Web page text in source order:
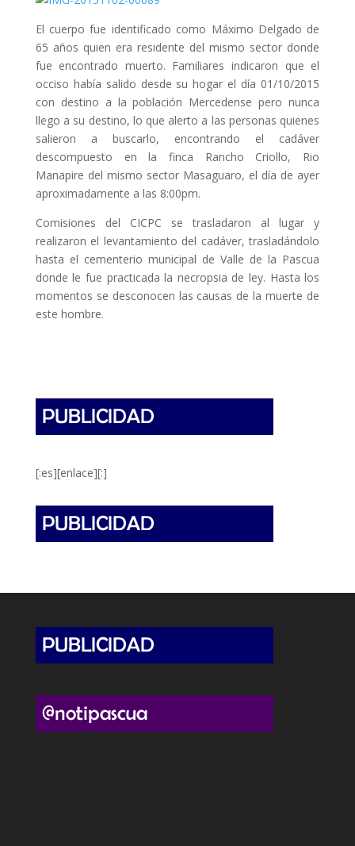
El cuerpo fue identificado como Máximo Delgado de
65 años quien era residente del mismo sector donde
fue encontrado muerto. Familiares indicaron que el
occiso había salido desde su hogar el día 01/10/2015
con destino a la población Mercedense pero nunca
llego a su destino, lo que alerto a las personas quienes
salieron a buscarlo, encontrando el cadáver
descompuesto en la finca Rancho Criollo, Rio
Manapire del mismo sector Masaguaro, el día de ayer
aproximadamente a las 8:00pm.
Comisiones del CICPC se trasladaron al lugar y
realizaron el levantamiento del cadáver, trasladándolo
hasta el cementerio municipal de Valle de la Pascua
donde le fue practicada la necropsia de ley. Hasta los
momentos se desconocen las causas de la muerte de
este hombre.
[:es][enlace][:]